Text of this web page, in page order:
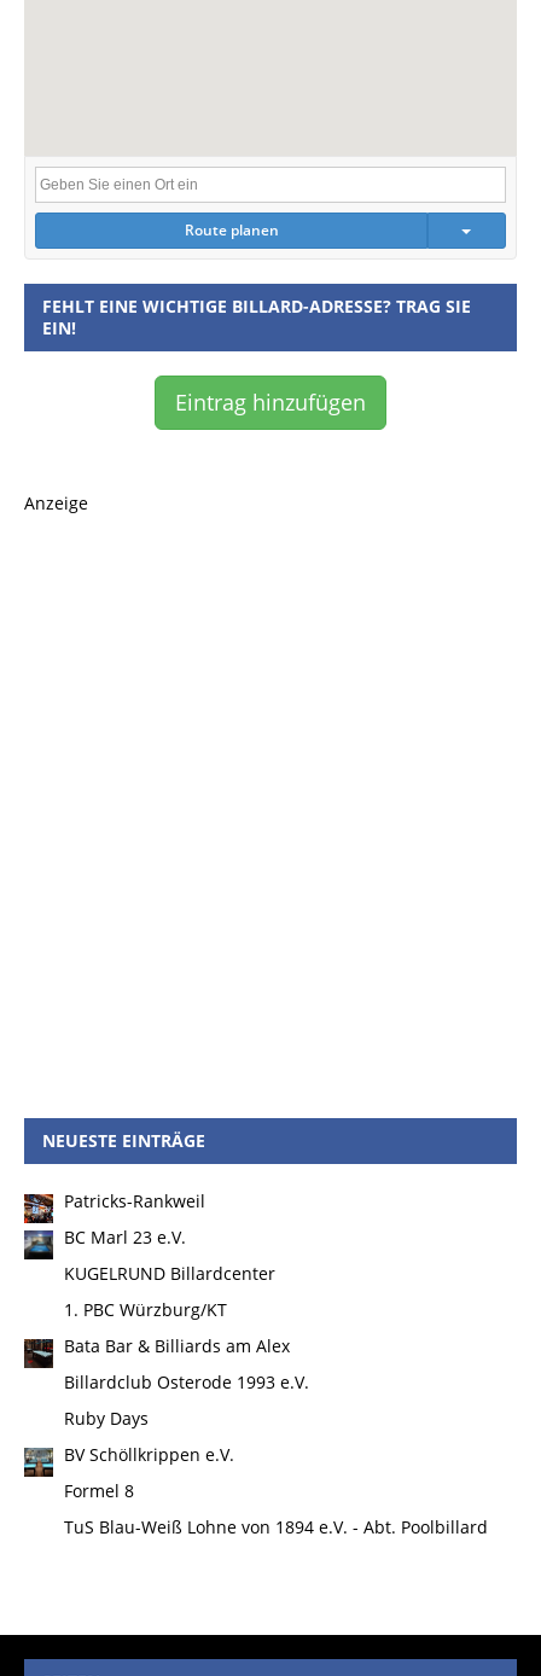
Route planen
FEHLT EINE WICHTIGE BILLARD-ADRESSE? TRAG SIE
EIN!
Eintrag hinzufügen
Anzeige
NEUESTE EINTRÄGE
Patricks-Rankweil
BC Marl 23 e.V.
KUGELRUND Billardcenter
1. PBC Würzburg/KT
Bata Bar & Billiards am Alex
Billardclub Osterode 1993 e.V.
Ruby Days
BV Schöllkrippen e.V.
Formel 8
TuS Blau-Weiß Lohne von 1894 e.V. - Abt. Poolbillard